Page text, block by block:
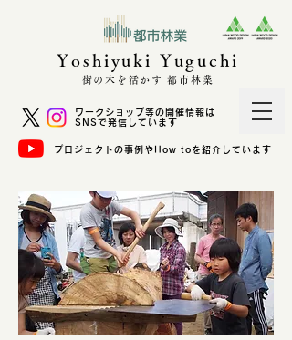
Yoshiyuki Yuguchi
街の木を活かす 都市林業
ワークショップ等の開催情報は
SNSで発信しています
プロジェクトの事例やHow toを紹介しています